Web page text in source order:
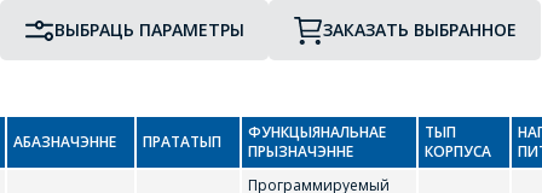
ВЫБРАЦЬ ПАРАМЕТРЫ
ПРАТАТЫП ТЫП КОРПУСА
ЗАКАЗАТЬ ВЫБРАННОЕ
ПЕРЕЙТИ В КОРЗИНУ
АБАЗНАЧЭННЕ ПРАТАТЫП
ФУНКЦЫЯНАЛЬНАЕ
ПРЫЗНАЧЭННЕ
ТЫП
КОРПУСА
Программируемый